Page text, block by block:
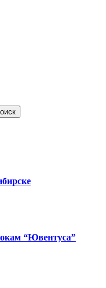
“Ювентуса”